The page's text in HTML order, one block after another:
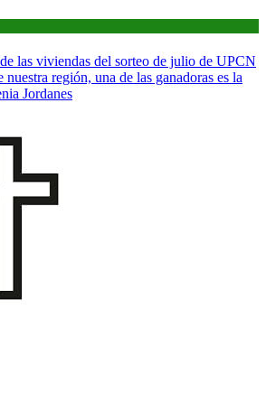
las viviendas del sorteo de julio de UPCN
nuestra región, una de las ganadoras es la
Jordanes